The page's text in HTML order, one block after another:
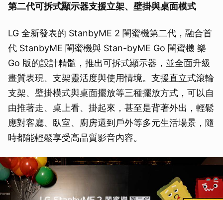
第二代可拆式顯示器支援立架、壁掛與桌面模式
LG 全新發表的 StanbyME 2 閨蜜機第二代，融合首
代 StanbyME 閨蜜機與 Stan-byME Go 閨蜜機 樂
Go 版的設計精髓，推出可拆式顯示器，並全面升級
畫質表現、支架靈活度與使用情境。支援直立式滾輪
支架、壁掛模式與桌面擺放等三種擺放方式，可以自
由推著走、桌上看、掛起來，甚至是背著外出，輕鬆
應對客廳、臥室、廚房還到戶外等多元生活場景，隨
時都能輕鬆享受高品質影音內容。